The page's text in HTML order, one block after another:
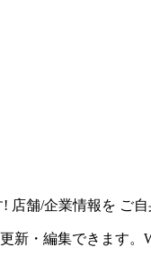
! 店舗/企業情報を ご
新・編集できます。